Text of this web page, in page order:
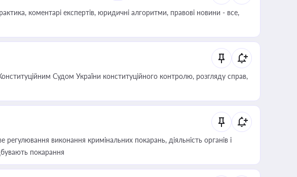
коментарі експертів, юридичні алгоритми, правові новини - все,
Судом України конституційного контролю, розгляду справ,
регулювання виконання кримінальних покарань, діяльність органів і
покарання